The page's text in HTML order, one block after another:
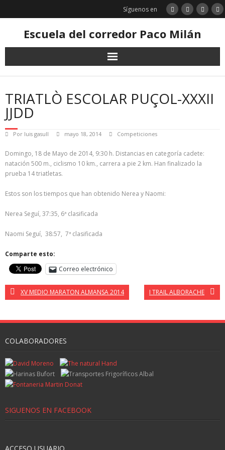
Síguenos en
Escuela del corredor Paco Milán
TRIATLÒ ESCOLAR PUÇOL-XXXII
JJDD
Por luis gasull mayo 18, 2014 Competiciones
Domingo, 18 de Mayo de 2014, 9:30 h. Distancias en categoría cadete:
natación 500 m., ciclismo 10 km., carrera a pie 2 km. Han finalizado la
prueba 14 triatletas.
Estos son los tiempos que han obtenido Nerea y Naomi:
Nerea Seguí, 37:35, 6ª clasificada
Naomi Seguí, 38:57, 7ª clasificada
Comparte esto:
Correo electrónico
XV MEDIO MARATON ALMANSA 2014 I TRAIL ALBORACHE
COLABORADORES
SIGUENOS EN FACEBOOK